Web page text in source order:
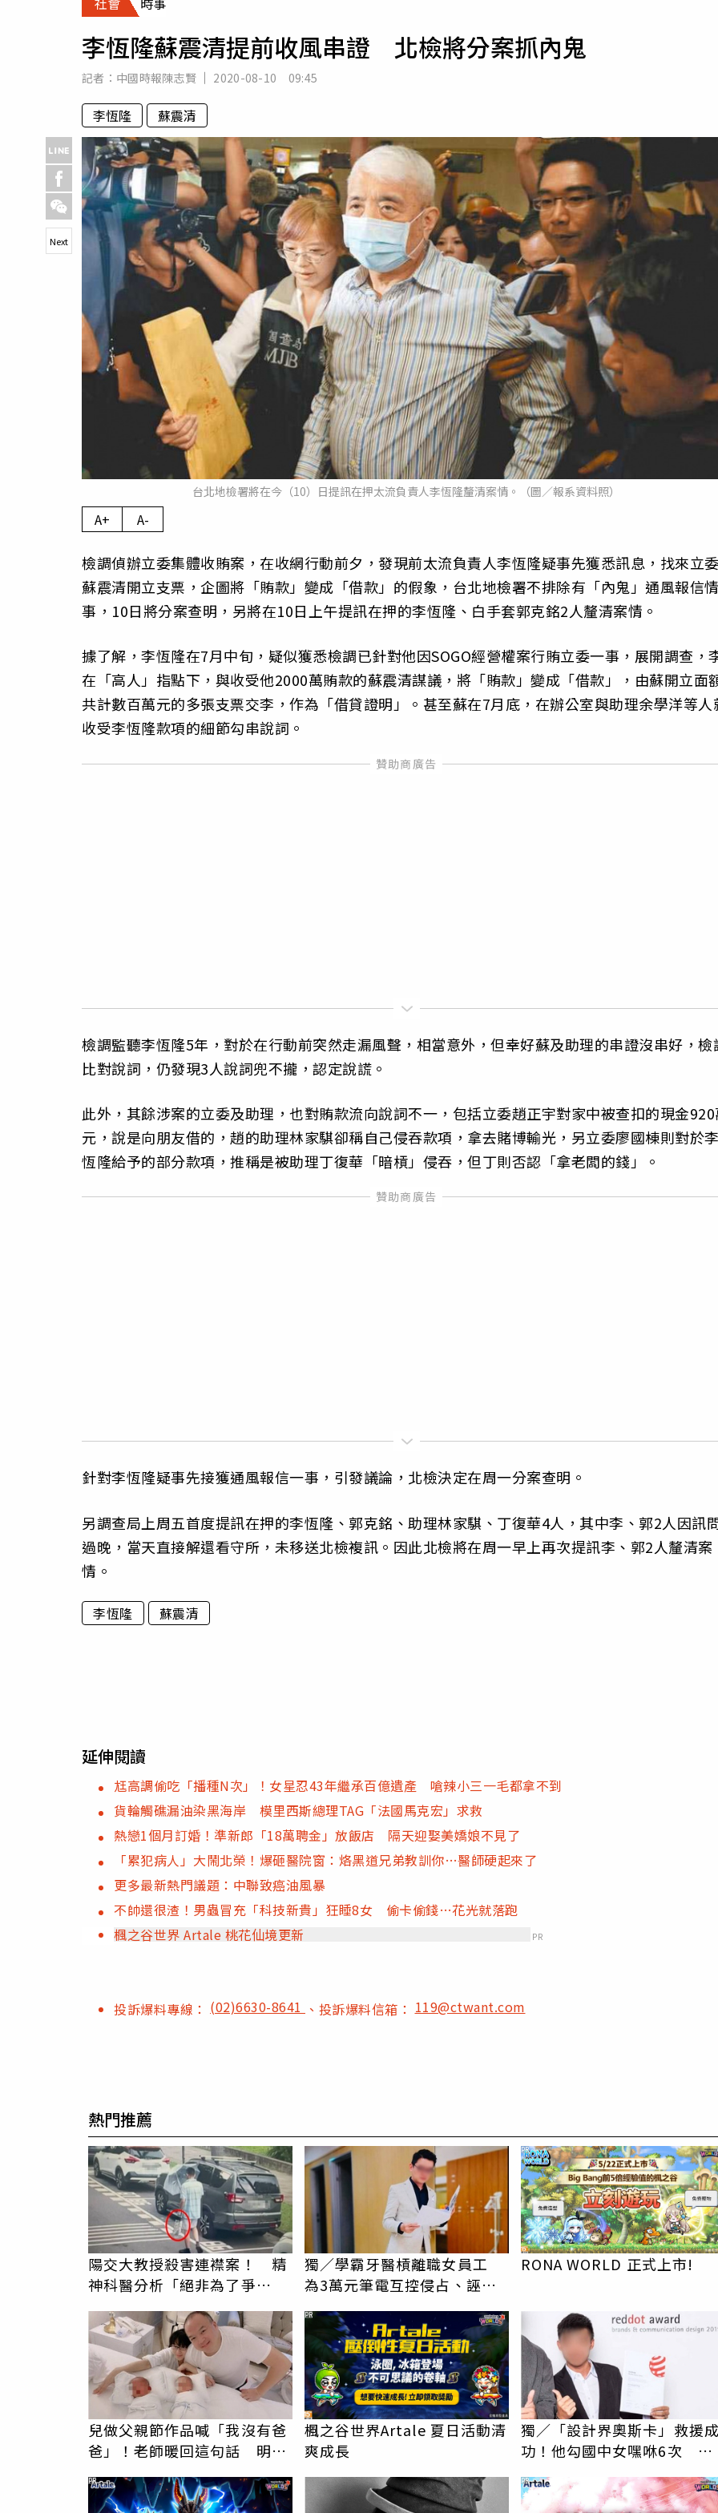
專欄
房產新勢力
運勢
李恆隆蘇震清提前收風串證 北檢將分案抓內鬼
記者： 中國時報陳志賢 2020-08-10 09:45
李恆隆 蘇震清
台北地檢署將在今（10）日提訊在押太流負責人李恆隆釐清案情。（圖／報系資料照）
Next
A+ A-
檢調偵辦立委集體收賄案，在收網行動前夕，發現前太流負責人李恆隆疑事先獲悉訊息，找來立
蘇震清開立支票，企圖將「賄款」變成「借款」的假象，台北地檢署不排除有「內鬼」通風報信
事，10日將分案查明，另將在10日上午提訊在押的李恆隆、白手套郭克銘2人釐清案情。
據了解，李恆隆在7月中旬，疑似獲悉檢調已針對他因SOGO經營權案行賄立委一事，展開調查，
在「高人」指點下，與收受他2000萬賄款的蘇震清謀議，將「賄款」變成「借款」，由蘇開立面
共計數百萬元的多張支票交李，作為「借貸證明」。甚至蘇在7月底，在辦公室與助理余學洋等人
收受李恆隆款項的細節勾串說詞。
檢調監聽李恆隆5年，對於在行動前突然走漏風聲，相當意外，但幸好蘇及助理的串證沒串好，檢
比對說詞，仍發現3人說詞兜不攏，認定說謊。
此外，其餘涉案的立委及助理，也對賄款流向說詞不一，包括立委趙正宇對家中被查扣的現金
元，說是向朋友借的，趙的助理林家騏卻稱自己侵吞款項，拿去賭博輸光，另立委廖國棟則對於
恆隆給予的部分款項，推稱是被助理丁復華「暗槓」侵吞，但丁則否認「拿老闆的錢」。
針對李恆隆疑事先接獲通風報信一事，引發議論，北檢決定在周一分案查明。
另調查局上周五首度提訊在押的李恆隆、郭克銘、助理林家騏、丁復華4人，其中李、郭2人因訊
過晚，當天直接解還看守所，未移送北檢複訊。因此北檢將在周一早上再次提訊李、郭2人釐清案
情。
李恆隆 蘇震清
延伸閱讀
尪高調偷吃「播種N次」！女星忍43年繼承百億遺產 嗆辣小三一毛都拿不到
貨輪觸礁漏油染黑海岸 模里西斯總理TAG「法國馬克宏」求救
熱戀1個月訂婚！準新郎「18萬聘金」放飯店 隔天迎娶美嬌娘不見了
「累犯病人」大鬧北榮！爆砸醫院窗：烙黑道兄弟教訓你…醫師硬起來了
更多最新熱門議題：中聯致癌油風暴
不帥還很渣！男蟲冒充「科技新貴」狂睡8女 偷卡偷錢…花光就落跑
楓之谷世界 Artale 桃花仙境更新
PR
投訴爆料專線： (02)6630-8641 、投訴爆料信箱：119@ctwant.com
熱門推薦
陽交大教授殺害連襟案！ 精
神科醫分析「絕非為了爭
產」：2年前就已言行詭異
獨／學霸牙醫槓離職女員工
為3萬元筆電互控侵占、誣
告！他慘勝
RONA WORLD 正式上市!
PR
兒做父親節作品喊「我沒有爸
爸」！老師暖回這句話 明金
楓之谷世界Artale 夏日活動清
爽成長
PR
獨／「設計界奧斯卡」救援
功！他勾國中女嘿咻6次 秀
PR PR